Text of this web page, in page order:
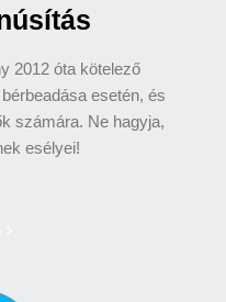
2012 óta kötelező
esetén, és
számára. Ne hagyja,
esélyei!